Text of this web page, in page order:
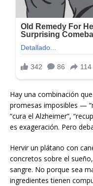
Hay una combinación
promesas imposibles —
“cura el Alzheimer”,
es exageración. Pero
Hervir un plátano con
concretos sobre el
sangre. No porque sea
ingredientes tienen